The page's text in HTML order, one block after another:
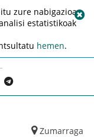
Zumarraga
zure nabigazioa
estatistikoak
hemen.